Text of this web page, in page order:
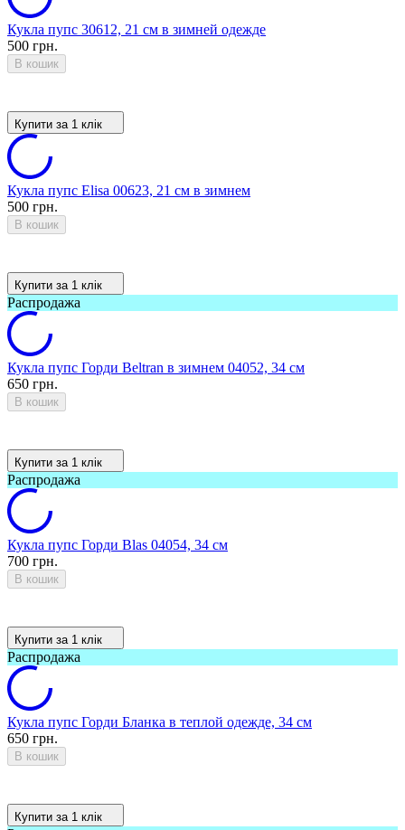
Кукла пупс 30612, 21 см в зимней одежде
500 грн.
В кошик
Купити за 1 клiк
Кукла пупс Elisa 00623, 21 см в зимнем
500 грн.
В кошик
Купити за 1 клiк
Распродажа
Кукла пупс Горди Beltran в зимнем 04052, 34 см
650 грн.
В кошик
Купити за 1 клiк
Распродажа
Кукла пупс Горди Blas 04054, 34 см
700 грн.
В кошик
Купити за 1 клiк
Распродажа
Кукла пупс Горди Бланка в теплой одежде, 34 см
650 грн.
В кошик
Купити за 1 клiк